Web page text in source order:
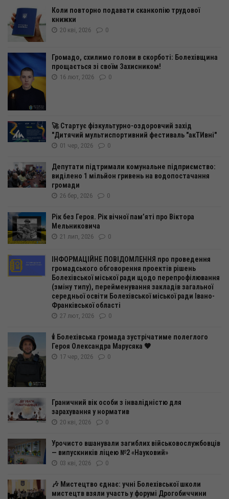
Коли повторно подавати сканкопію трудової
книжки
20 кві, 2026 0
Громадо, схилимо голови в скорботі: Болехівщина
прощається зі своїм Захисником!
16 лют, 2026 0
🚀 Стартує фізкультурно-оздоровчий захід
"Дитячий мультиспортивний фестиваль "акТИвні"
01 чер, 2026 0
Депутати підтримали комунальне підприємство:
виділено 1 мільйон гривень на водопостачання
громади
26 бер, 2026 0
Рік без Героя. Рік вічної пам’яті про Віктора
Мельниковича
21 лип, 2026 0
ІНФОРМАЦІЙНЕ ПОВІДОМЛЕННЯ про проведення
громадського обговорення проектів рішень
Болехівської міської ради щодо перепрофілювання
(зміну типу), перейменування закладів загальної
середньої освіти Болехівської міської ради Івано-
Франківської області
27 лют, 2026 0
🕯️ Болехівська громада зустрічатиме полеглого
Героя Олександра Марусяка 🖤
17 чер, 2026 0
Граничний вік особи з інвалідністю для
зарахування у норматив
20 кві, 2026 0
Урочисто вшанували загиблих військовослужбовців
— випускників ліцею №2 «Науковий»
03 кві, 2026 0
🎶 Мистецтво єднає: учні Болехівської школи
мистецтв взяли участь у форумі Дрогобиччини